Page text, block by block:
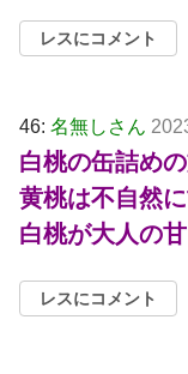
レスにコメント
46: 名無しさん
白桃の缶詰め
黄桃は不自然
白桃が大人の
レスにコメント